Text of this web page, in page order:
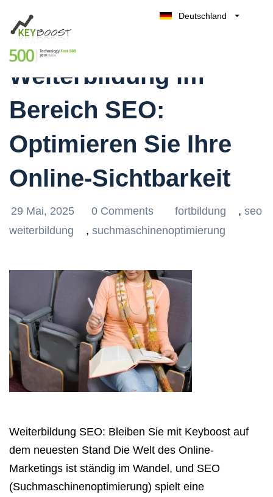
Deutschland
Effektive
Weiterbildung im
Bereich SEO:
Optimieren Sie Ihre
Online-Sichtbarkeit
29 Mai, 2025 0 Comments fortbildung , seo
weiterbildung
, suchmaschinenoptimierung
Weiterbildung SEO: Bleiben Sie mit Keyboost auf
dem neuesten Stand Die Welt des Online-
Marketings ist ständig im Wandel, und SEO
(Suchmaschinenoptimierung) spielt eine